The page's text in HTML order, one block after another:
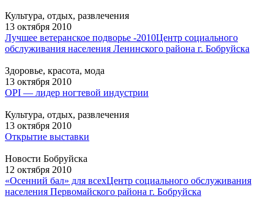
Культура, отдых, развлечения
13 октября 2010
Лучшее ветеранское подворье -2010Центр социального
обслуживания населения Ленинского района г. Бобруйска
Здоровье, красота, мода
13 октября 2010
OPI — лидер ногтевой индустрии
Культура, отдых, развлечения
13 октября 2010
Открытие выставки
Новости Бобруйска
12 октября 2010
«Осенний бал» для всехЦентр социального обслуживания
населения Первомайского района г. Бобруйска